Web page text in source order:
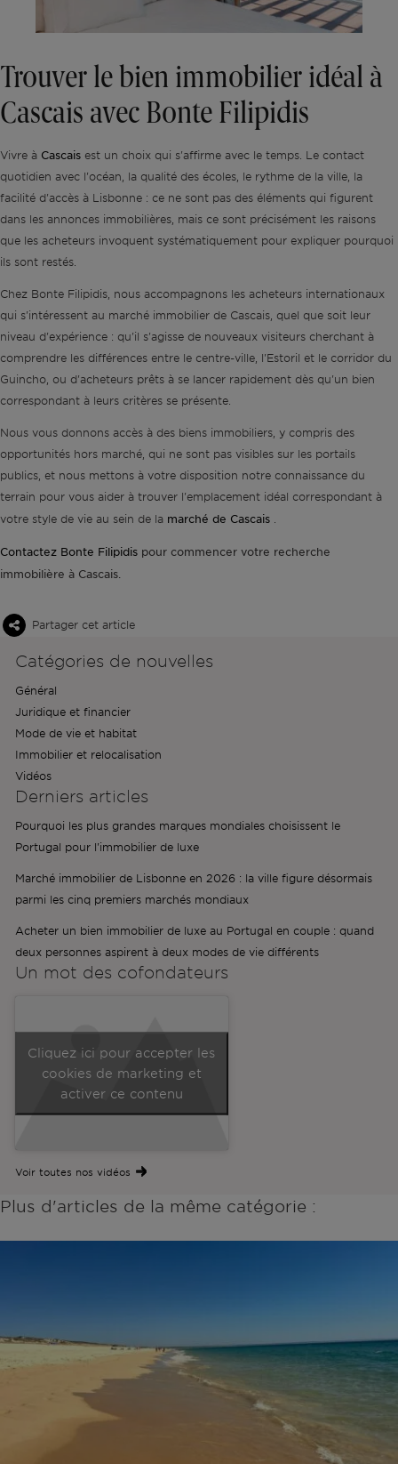
Trouver le bien immobilier idéal à
Cascais avec Bonte Filipidis
Vivre à Cascais est un choix qui s'affirme avec le temps. Le contact
quotidien avec l'océan, la qualité des écoles, le rythme de la ville, la
facilité d'accès à Lisbonne : ce ne sont pas des éléments qui figurent
dans les annonces immobilières, mais ce sont précisément les raisons
que les acheteurs invoquent systématiquement pour expliquer pourquoi
ils sont restés.
Chez Bonte Filipidis, nous accompagnons les acheteurs internationaux
qui s'intéressent au marché immobilier de Cascais, quel que soit leur
niveau d'expérience : qu'il s'agisse de nouveaux visiteurs cherchant à
comprendre les différences entre le centre-ville, l'Estoril et le corridor du
Guincho, ou d'acheteurs prêts à se lancer rapidement dès qu'un bien
correspondant à leurs critères se présente.
Nous vous donnons accès à des biens immobiliers, y compris des
opportunités hors marché, qui ne sont pas visibles sur les portails
publics, et nous mettons à votre disposition notre connaissance du
terrain pour vous aider à trouver l'emplacement idéal correspondant à
votre style de vie au sein de la marché de Cascais .
Contactez Bonte Filipidis pour commencer votre recherche
immobilière à Cascais.
Partager cet article
Catégories de nouvelles
Général
Juridique et financier
Mode de vie et habitat
Immobilier et relocalisation
Vidéos
Derniers articles
Pourquoi les plus grandes marques mondiales choisissent le
Portugal pour l'immobilier de luxe
Marché immobilier de Lisbonne en 2026 : la ville figure désormais
parmi les cinq premiers marchés mondiaux
Acheter un bien immobilier de luxe au Portugal en couple : quand
deux personnes aspirent à deux modes de vie différents
Un mot des cofondateurs
Cliquez ici pour accepter les
cookies de marketing et
activer ce contenu
Voir toutes nos vidéos
Plus d'articles de la même catégorie :